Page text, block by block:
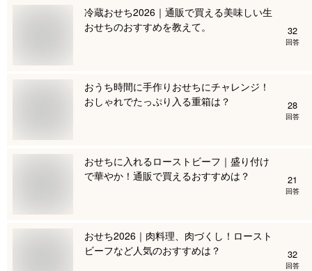
冷蔵おせち2026｜通販で買える美味しい生
おせちのおすすめを教えて。
32
回答
おうち時間に手作りおせちにチャレンジ！
おしゃれでたっぷり入る重箱は？
28
回答
おせちに入れるローストビーフ｜盛り付け
で華やか！通販で買えるおすすめは？
21
回答
おせち2026｜肉料理、肉づくし！ロースト
ビーフなど人気のおすすめは？
32
回答